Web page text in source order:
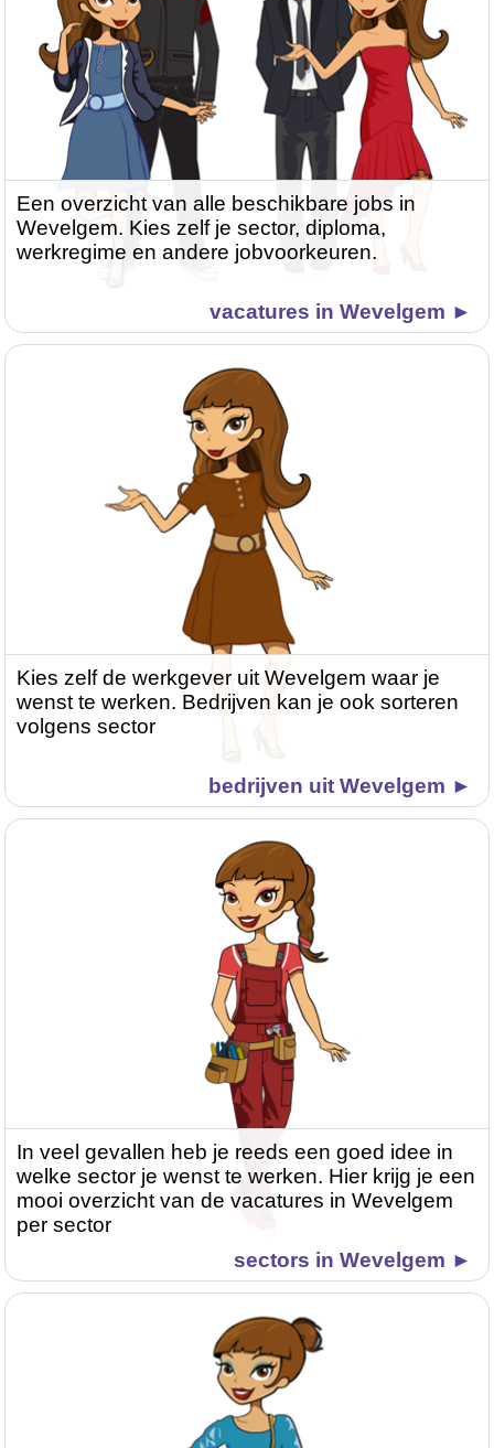
Een overzicht van alle beschikbare jobs in
Wevelgem. Kies zelf je sector, diploma,
werkregime en andere jobvoorkeuren.
vacatures in Wevelgem ►
Kies zelf de werkgever uit Wevelgem waar je
wenst te werken. Bedrijven kan je ook sorteren
volgens sector
bedrijven uit Wevelgem ►
In veel gevallen heb je reeds een goed idee in
welke sector je wenst te werken. Hier krijg je een
mooi overzicht van de vacatures in Wevelgem
per sector
sectors in Wevelgem ►